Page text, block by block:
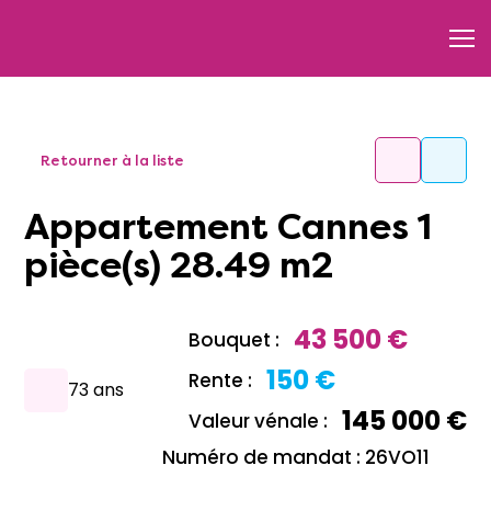
Retourner à la liste
Appartement Cannes 1
pièce(s) 28.49 m2
73 ans
Bouquet : 43 500 €
Rente : 150 €
Valeur vénale : 145 000 €
Numéro de mandat : 26VO11